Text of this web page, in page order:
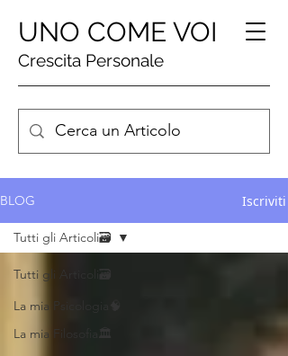
UNO COME VOI
Crescita Personale
BLOG Iscriviti
Tutti gli Articoli🗃️
La mia Psicologia🧠
La mia Filosofia🏛️
Tutti gli Articoli🗃️